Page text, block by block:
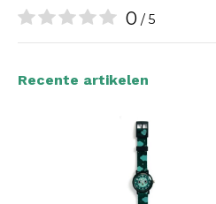
0 / 5
Recente artikelen